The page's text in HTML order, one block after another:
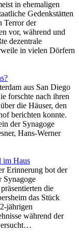
in ehemaligen
Gedenkstätten
Terror der
vor, während und
dezentrale
in vielen Dörfern
aus San Diego
forschte nach ihren
die Häuser, den
berichten konnte.
der Synagoge
Hans-Werner
im Haus
Erinnerung bot der
Synagoge
die
das Stück
jährigen
während der